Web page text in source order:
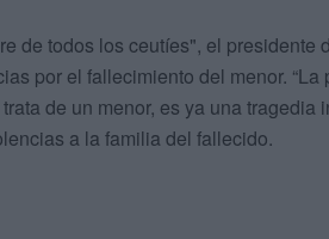
de todos los ceutíes", el
por el fallecimiento del menor.
de un menor, es ya una
a la familia del fallecido.